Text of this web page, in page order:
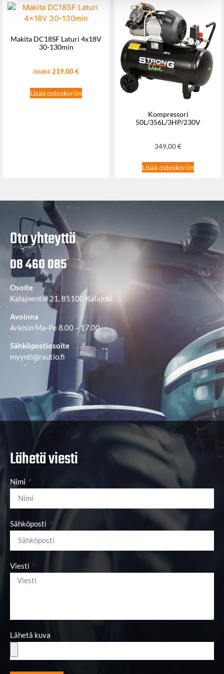
Makita DC18SF Laturi 4x18V
30-130min
255,00€219,00€
Lisää ostoskoriin
Kompressori
50L/356L/3HP/230V
349,00€
Lisää ostoskoriin
Ota yhteyttä
08 460 085
Osoite
Kalajoentie 21, 85100 Kalajoki
Avoinna
Arkisin Ma-Pe 8.00 – 17.00
Sähköpostiosoite
myynti@rautio.fi
Lähetä viesti
Nimi
Sähköposti
Viesti
Lähetä kuva